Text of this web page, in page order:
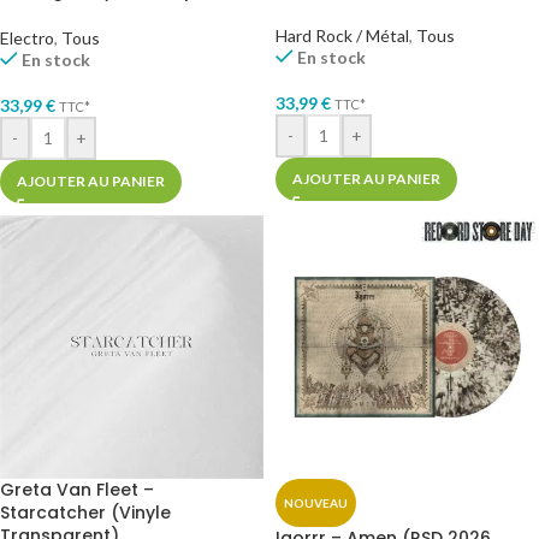
Electro, Tous
En stock
33,99€ TTC*
- +
AJOUTER AU PANIER
Hard Rock / Métal, Tous
En stock
33,99€ TTC*
- +
AJOUTER AU PANIER
Greta Van Fleet –
Starcatcher (Vinyle
NOUVEAU